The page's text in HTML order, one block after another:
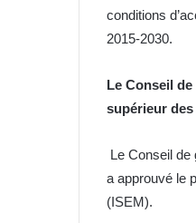
conditions
2015-2030.
Le Conseil
supérieur
Le Conseil de
a approuvé le
(ISEM).